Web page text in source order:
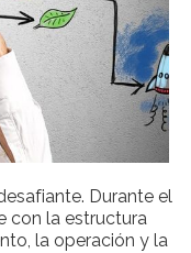
Durante el
con la estructura
la operación y la